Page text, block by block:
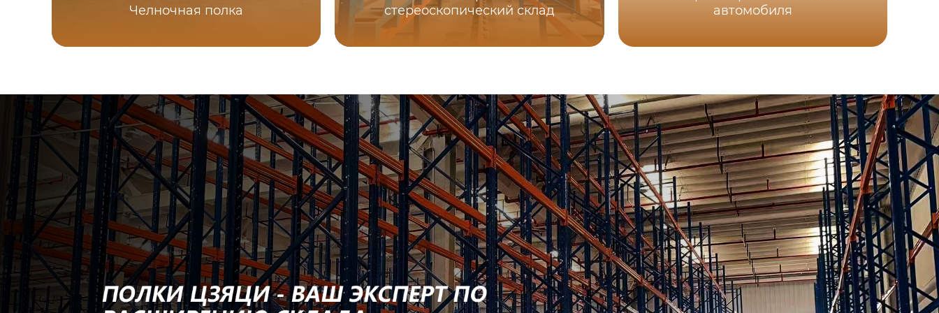
Челночная полка
стереоскопический склад
автомобиля